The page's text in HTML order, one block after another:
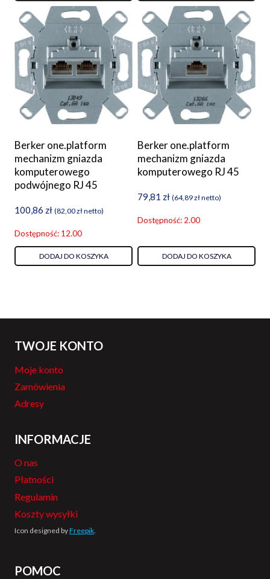
Berker one.platform
mechanizm gniazda
komputerowego
podwójnego RJ 45
100,86 zł (82,00złnetto)
Dostępność: 12.00
DODAJ DO KOSZYKA
Berker one.platform
mechanizm gniazda
komputerowego RJ 45
79,81 zł (64,89złnetto)
Dostępność: 2.00
DODAJ DO KOSZYKA
TWOJE KONTO
Moje konto
Zamówienia
Adresy
INFORMACJE
O nas
Płatności
Regulamin
Koszty wysyłki
Icon designed byFreepik.
POMOC